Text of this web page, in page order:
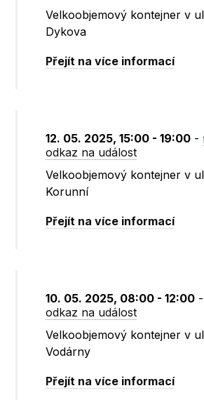
Velkoobjemový kontejner v
Dykova
Přejít na více informací
12. 05. 2025, 15:00 - 19:00 -
odkaz na událost
Velkoobjemový kontejner v
Korunní
Přejít na více informací
10. 05. 2025, 08:00 - 12:00 -
odkaz na událost
Velkoobjemový kontejner v
Vodárny
Přejít na více informací